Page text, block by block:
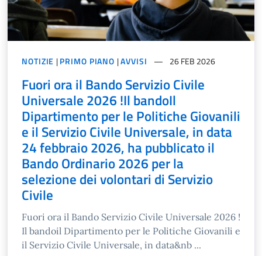
NOTIZIE |PRIMO PIANO |AVVISI 26 FEB 2026
Fuori ora il Bando Servizio Civile
Universale 2026 !Il bandoIl
Dipartimento per le Politiche Giovanili
e il Servizio Civile Universale, in data
24 febbraio 2026, ha pubblicato il
Bando Ordinario 2026 per la
selezione dei volontari di Servizio
Civile
Fuori ora il Bando Servizio Civile Universale 2026 !
Il bandoil Dipartimento per le Politiche Giovanili e
il Servizio Civile Universale, in data&nb ...